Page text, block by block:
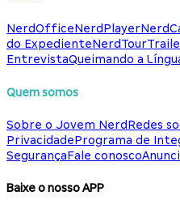
NerdOfficeNerdPlayer
do ExpedienteNerdTour
EntrevistaQueimando a
Quem somos
Sobre o Jovem NerdRedes
PrivacidadePrograma de
SegurançaFale conosco
Baixe o nosso APP